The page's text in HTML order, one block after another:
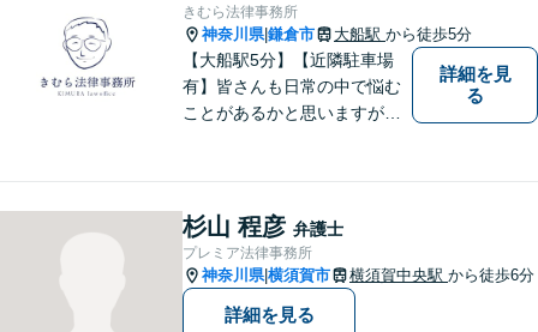
きむら法律事務所
神奈川県|鎌倉市 大船駅 から徒歩5分
【大船駅5分】【近隣駐車場
有】皆さんも日常の中で悩む
ことがあるかと思いますが、
方々により良い法律サービス
を届けていきたいと思いま
す。 ぜひご相談ください。
詳細を見
る
杉山 程彦 弁護士
プレミア法律事務所
神奈川県|横須賀市 横須賀中央駅 から徒歩6分
詳細を見る